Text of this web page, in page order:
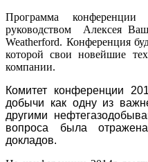
Программа
руководством Алексея
Weatherford. Конференция
которой свои новейшие
компании.
Комитет конференции
добычи как одну из
другими
вопроса была
докладов.